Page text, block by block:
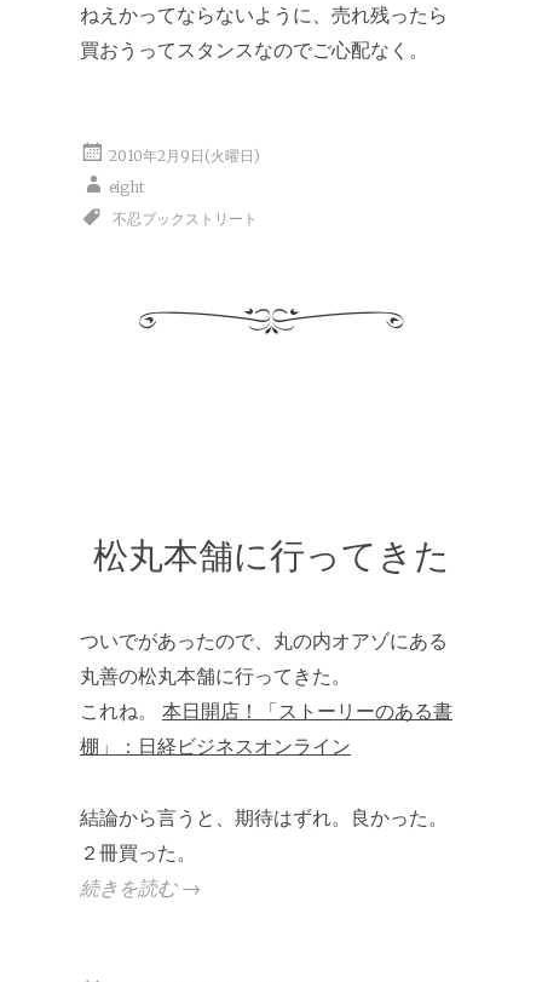
ねえかってならないように、売れ残ったら
買おうってスタンスなのでご心配なく。
2010年2月9日(火曜日)
eight
不忍ブックストリート
松丸本舗に行ってきた
ついでがあったので、丸の内オアゾにある
丸善の松丸本舗に行ってきた。
これね。 本日開店！「ストーリーのある書
棚」：日経ビジネスオンライン
結論から言うと、期待はずれ。良かった。
２冊買った。
続きを読む →